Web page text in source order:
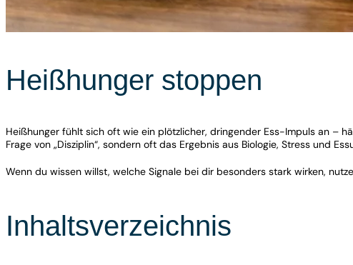
Heißhunger stoppen
Heißhunger fühlt sich oft wie ein plötzlicher, dringender Ess-Impuls an –
Frage von „Disziplin“, sondern oft das Ergebnis aus Biologie, Stress und
Wenn du wissen willst, welche Signale bei dir besonders stark wirken,
Inhaltsverzeichnis